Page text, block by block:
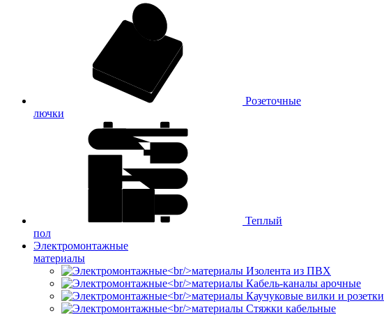
Розеточные
лючки
Теплый
пол
Электромонтажные
материалы
Изолента из ПВХ
Кабель-каналы арочные
Каучуковые вилки и розетки
Стяжки кабельные